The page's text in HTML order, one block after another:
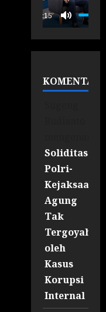
00:15
KOMENTAR
Soliditas
Polri-
Kejaksaan
Agung
Tak
oleh
Kasus
Korupsi
Internal